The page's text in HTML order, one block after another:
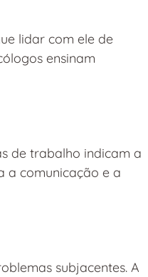
lidar com ele de
ensinam
de trabalho indicam a
a comunicação e a
subjacentes. A